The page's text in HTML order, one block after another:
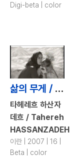
Digi-beta | color
삶의 무게 / I Weight Heavy on the Earth
타헤레흐 하산자
데흐 / Tahereh
HASSANZADEH
이란 | 2007 | 16 |
Beta | color